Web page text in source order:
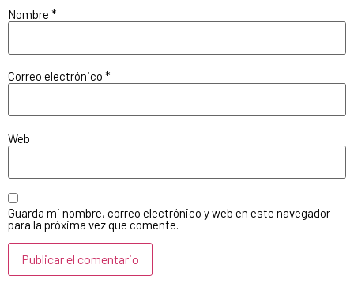
Nombre *
Correo electrónico *
Web
Guarda mi nombre, correo electrónico y web en este navegador
para la próxima vez que comente.